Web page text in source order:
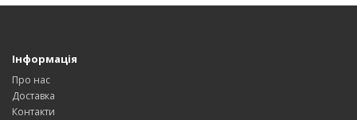
Інформація
Про нас
Доставка
Контакти